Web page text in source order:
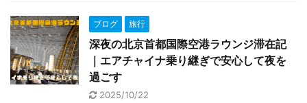
ブログ 旅行
深夜の北京首都国際空港ラウンジ滞在記
｜エアチャイナ乗り継ぎで安心して夜を
過ごす
2025/10/22